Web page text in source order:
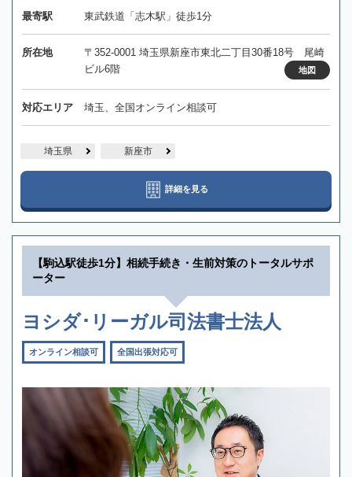
最寄駅 東武鉄道「志木駅」徒歩1分
所在地
〒352-0001 埼玉県新座市東北二丁目30番18号 尾崎
ビル6階
地図
対応エリア 埼玉、全国オンライン相談可
埼玉県 新座市
詳細を見る
【駒込駅徒歩1分】相続手続き・生前対策のトータルサポ
ーター
ヨシダ･リーガル司法書士法人
オンライン相談可 全国出張対応可